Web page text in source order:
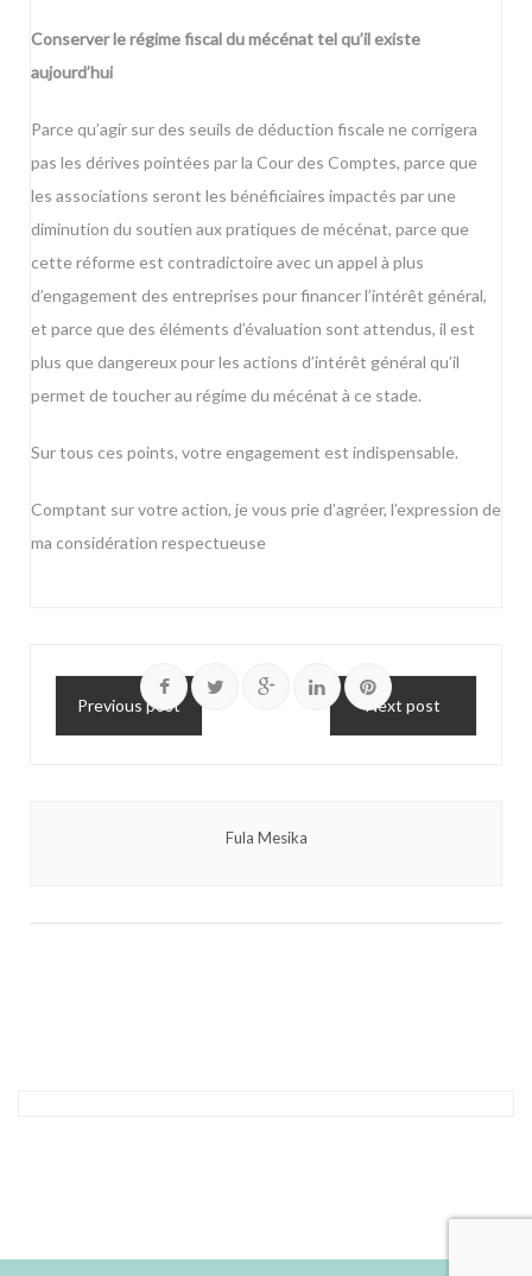
Conserver le régime fiscal du mécénat tel qu’il existe
aujourd’hui
Parce qu’agir sur des seuils de déduction fiscale ne corrigera
pas les dérives pointées par la Cour des Comptes, parce que
les associations seront les bénéficiaires impactés par une
diminution du soutien aux pratiques de mécénat, parce que
cette réforme est contradictoire avec un appel à plus
d’engagement des entreprises pour financer l’intérêt général,
et parce que des éléments d’évaluation sont attendus, il est
plus que dangereux pour les actions d’intérêt général qu’il
permet de toucher au régime du mécénat à ce stade.
Sur tous ces points, votre engagement est indispensable.
Comptant sur votre action, je vous prie d’agréer, l’expression de
ma considération respectueuse
Previous post Next post
Fula Mesika